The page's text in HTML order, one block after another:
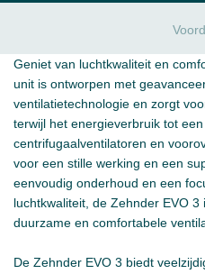
Geniet van luchtkwaliteit en
unit is ontworpen met
ventilatietechnologie en zorgt
terwijl het energieverbruik tot
centrifugaalventilatoren en
voor een stille werking en een
eenvoudig onderhoud en een
luchtkwaliteit, de Zehnder EVO
duurzame en comfortabele
De Zehnder EVO 3 biedt